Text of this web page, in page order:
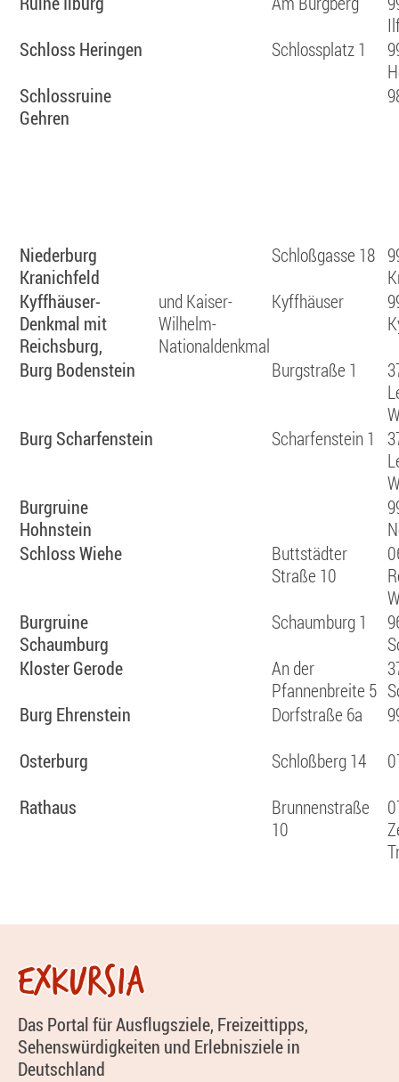
Schloss Heringen
Schlossplatz 1
Schlossruine
Gehren
Niederburg
Kranichfeld
Schloßgasse 18
Kyffhäuser-
Denkmal mit
Reichsburg,
und Kaiser-
Wilhelm-
Nationaldenkmal
Kyffhäuser
Burg Bodenstein
Burgstraße 1
Burg Scharfenstein
Scharfenstein 1
Burgruine
Hohnstein
Schloss Wiehe
Buttstädter
Straße 10
Burgruine
Schaumburg
Schaumburg 1
Kloster Gerode
An der
Pfannenbreite 5
Burg Ehrenstein
Dorfstraße 6a
Osterburg
Schloßberg 14
Rathaus
Brunnenstraße
10
EXKURSIA
Das Portal für Ausflugsziele, Freizeittipps,
Sehenswürdigkeiten und Erlebnisziele in
Deutschland